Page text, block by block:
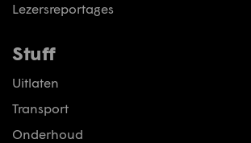
Lezersreportages
Stuff
Uitlaten
Transport
Onderhoud